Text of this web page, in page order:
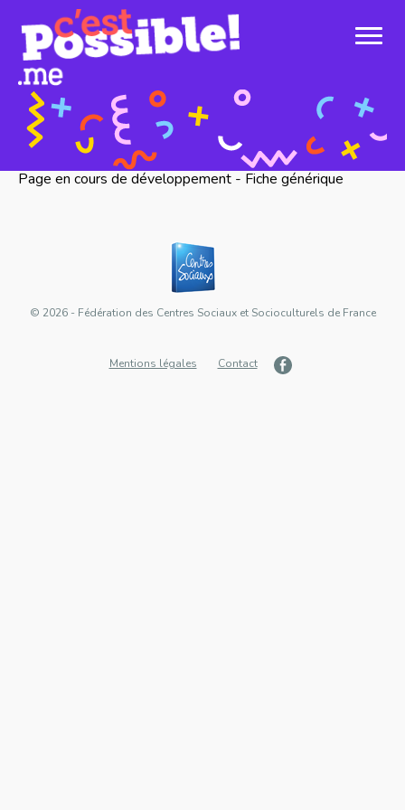
Page en cours de développement - Fiche générique
© 2026 - Fédération des Centres Sociaux et Socioculturels de France
Mentions légales Contact